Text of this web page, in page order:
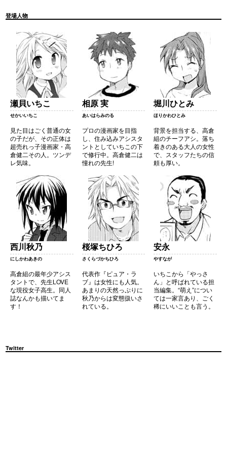
登場人物
瀬貝いちこ
せかいいちこ
見た目はごく普通の女
の子だが、その正体は
超売れっ子漫画家・高
倉健二その人。ツンデ
レ気味。
相原 実
あいはらみのる
プロの漫画家を目指
し、住み込みアシスタ
ントとしていちこの下
で修行中。高倉健二は
憧れの先生!
堀川ひとみ
ほりかわひとみ
背景を担当する、高倉
組のチーフアシ。落ち
着きのある大人の女性
で、スタッフたちの信
頼も厚い。
西川秋乃
にしかわあきの
高倉組の最年少アシス
タントで、先生LOVE
な現役女子高生。同人
誌なんかも描いてま
す！
桜塚ちひろ
さくらづかちひろ
代表作『ピュア・ラ
ブ』は女性にも人気。
あまりの天然っぷりに
秋乃からは変態扱いさ
れている。
安永
やすなが
いちこから「やっさ
ん」と呼ばれている担
当編集。“萌え”につい
ては一家言あり、ごく
稀にいいことも言う。
Twitter